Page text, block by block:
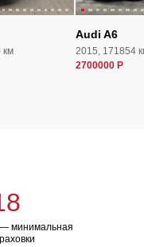
км
Audi A6
2015, 171854
2700000 Р
минимальная